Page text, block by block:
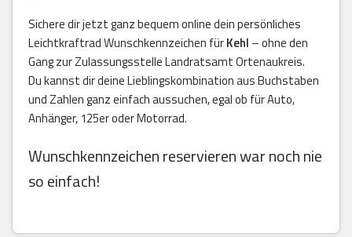
Sichere dir jetzt ganz bequem online dein persönliches
Leichtkraftrad Wunschkennzeichen fürKehl – ohne den
Gang zur Zulassungsstelle Landratsamt Ortenaukreis.
Du kannst dir deine Lieblingskombination aus Buchstaben
und Zahlen ganz einfach aussuchen, egal ob für Auto,
Anhänger, 125er oder Motorrad.
Wunschkennzeichen reservieren war noch nie
so einfach!